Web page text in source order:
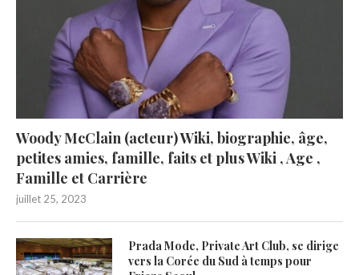
Woody McClain (acteur) Wiki, biographie, âge,
petites amies, famille, faits et plus Wiki , Age ,
Famille et Carrière
juillet 25, 2023
Prada Mode, Private Art Club, se dirige
vers la Corée du Sud à temps pour